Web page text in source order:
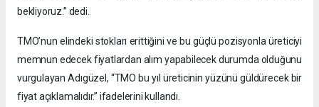
bekliyoruz.” dedi.
TMO’nun elindeki stokları erittiğini ve bu güçlü pozisyonla üreticiyi
memnun edecek fiyatlardan alım yapabilecek durumda olduğunu
vurgulayan Adıgüzel, “TMO bu yıl üreticinin yüzünü güldürecek bir
fiyat açıklamalıdır.” ifadelerini kullandı.